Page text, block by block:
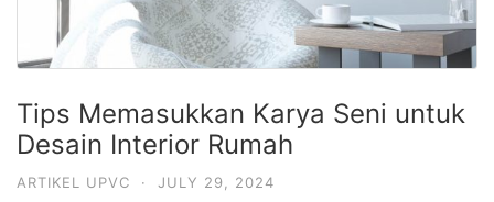
Tips Memasukkan Karya Seni untuk
Desain Interior Rumah
ARTIKEL UPVC · JULY 29, 2024